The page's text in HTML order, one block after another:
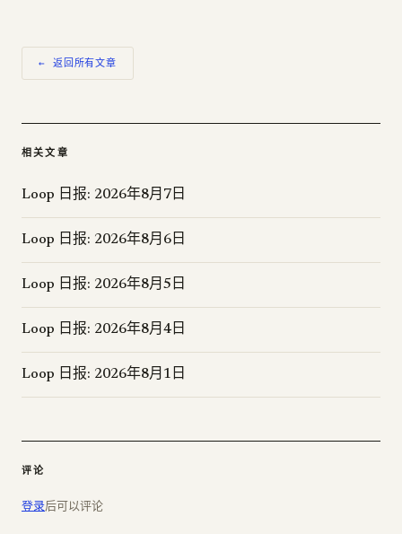
← 返回所有文章
相关文章
Loop 日报: 2026年8月7日
Loop 日报: 2026年8月6日
Loop 日报: 2026年8月5日
Loop 日报: 2026年8月4日
Loop 日报: 2026年8月1日
评论
登录后可以评论